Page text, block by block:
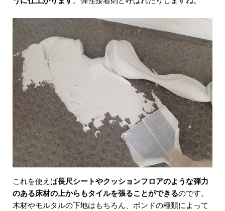
これを使えば長尺シートやクッションフロアのような弾力
のある床材の上からもタイルを張ることができるのです。
木材やモルタルの下地はもちろん、ボンドの種類によって